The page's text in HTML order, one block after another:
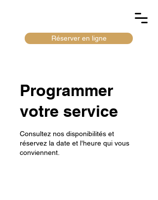
Réserver en ligne
Programmer
votre service
Consultez nos disponibilités et
réservez la date et l'heure qui vous
conviennent.